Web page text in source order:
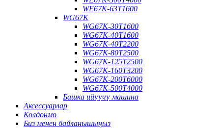
WE67K-63T1600
WG67K
WG67K-30T1600
WG67K-40T1600
WG67K-40T2200
WG67K-80T2500
WG67K-125T2500
WG67K-160T3200
WG67K-200T6000
WG67K-500T4000
Башка ийүүчү машина
Аксессуарлар
Колдонмо
Биз менен байланышыңыз